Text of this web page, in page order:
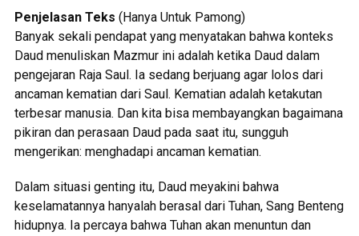
Penjelasan Teks (Hanya Untuk Pamong)
Banyak sekali pendapat yang menyatakan bahwa konteks
Daud menuliskan Mazmur ini adalah ketika Daud dalam
pengejaran Raja Saul. Ia sedang berjuang agar lolos dari
ancaman kematian dari Saul. Kematian adalah ketakutan
terbesar manusia. Dan kita bisa membayangkan bagaimana
pikiran dan perasaan Daud pada saat itu, sungguh
mengerikan: menghadapi ancaman kematian.
Dalam situasi genting itu, Daud meyakini bahwa
keselamatannya hanyalah berasal dari Tuhan, Sang Benteng
hidupnya. Ia percaya bahwa Tuhan akan menuntun dan